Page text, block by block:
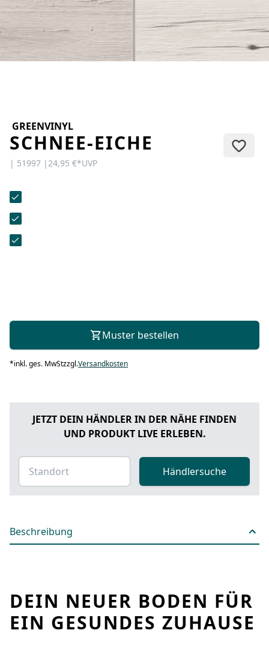
KONTAKT
Sie haben Fragen oder wünschen
eine persönliche Beratung?
Unser Team ist für Sie da –
unser Kontaktformular.
GREENVINYL
SCHNEE-EICHE
| 51997 | 24,95 €*UVP
Muster bestellen
*inkl. ges. MwStzzgl.Versandkosten
JETZT DEIN HÄNDLER IN DER NÄHE FINDEN
UND PRODUKT LIVE ERLEBEN.
Händlersuche
Beschreibung
DEIN NEUER BODEN FÜR
EIN GESUNDES ZUHAUSE